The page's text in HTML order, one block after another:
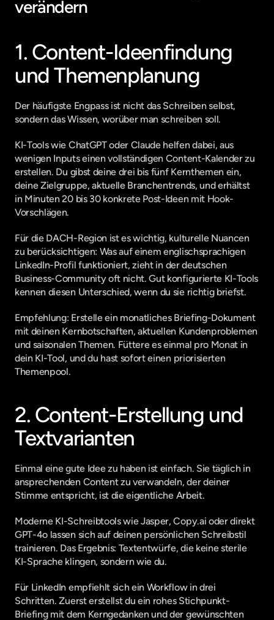
verändern
1. Content-Ideenfindung
und Themenplanung
Der häufigste Engpass ist nicht das Schreiben selbst,
sondern das Wissen, worüber man schreiben soll.
KI-Tools wie ChatGPT oder Claude helfen dabei, aus
wenigen Inputs einen vollständigen Content-Kalender zu
erstellen. Du gibst deine drei bis fünf Kernthemen ein,
deine Zielgruppe, aktuelle Branchentrends, und erhältst
in Minuten 20 bis 30 konkrete Post-Ideen mit Hook-
Vorschlägen.
Für die DACH-Region ist es wichtig, kulturelle Nuancen
zu berücksichtigen: Was auf einem englischsprachigen
LinkedIn-Profil funktioniert, zieht in der deutschen
Business-Community oft nicht. Gut konfigurierte KI-Tools
kennen diesen Unterschied, wenn du sie richtig briefst.
Empfehlung: Erstelle ein monatliches Briefing-Dokument
mit deinen Kernbotschaften, aktuellen Kundenproblemen
und saisonalen Themen. Füttere es einmal pro Monat in
dein KI-Tool, und du hast sofort einen priorisierten
Themenpool.
2. Content-Erstellung und
Textvarianten
Einmal eine gute Idee zu haben ist einfach. Sie täglich in
ansprechenden Content zu verwandeln, der deiner
Stimme entspricht, ist die eigentliche Arbeit.
Moderne KI-Schreibtools wie Jasper, Copy.ai oder direkt
GPT-4o lassen sich auf deinen persönlichen Schreibstil
trainieren. Das Ergebnis: Textentwürfe, die keine sterile
KI-Sprache klingen, sondern wie du.
Für LinkedIn empfiehlt sich ein Workflow in drei
Schritten. Zuerst erstellst du ein rohes Stichpunkt-
Briefing mit dem Kerngedanken und der gewünschten